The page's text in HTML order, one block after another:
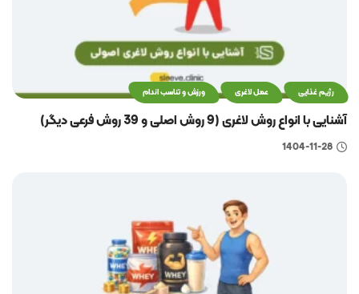
رژیم غذایی عمل لاغری ورزش و تناسب اندام
آشنایی با انواع روش لاغری (9 روش اصلی و 39 روش فرعی دیگر)
1404-11-28